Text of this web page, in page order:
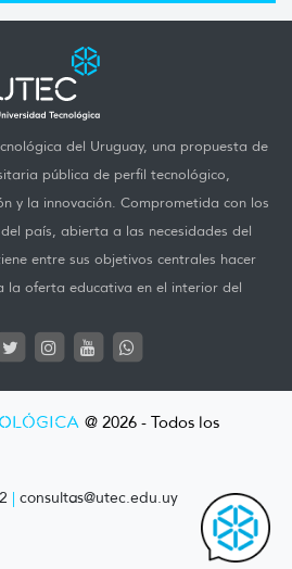
del Uruguay, una propuesta de
pública de perfil tecnológico,
y la innovación. Comprometida con los
país, abierta a las necesidades del
entre sus objetivos centrales hacer
la oferta educativa en el interior del
@ 2026 - Todos los
| consultas@utec.edu.uy